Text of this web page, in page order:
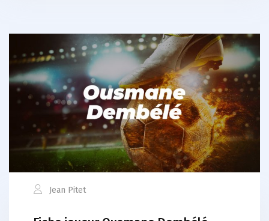
Jean Pitet